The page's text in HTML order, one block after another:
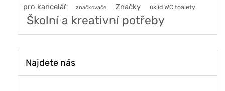
pro kancelář
značkovače Značky úklid WC toalety
Školní a kreativní potřeby
Najdete nás